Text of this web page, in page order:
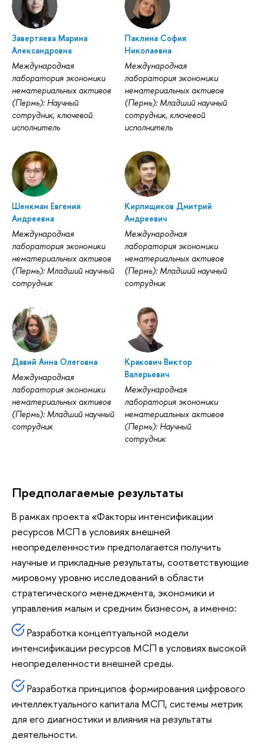
Завертяева Марина
Александровна
Международная
лаборатория экономики
нематериальных активов
(Пермь): Научный
сотрудник, ключевой
исполнитель
Паклина София
Николаевна
Международная
лаборатория экономики
нематериальных активов
(Пермь): Младший научный
сотрудник, ключевой
исполнитель
Шенкман Евгения
Андреевна
Международная
лаборатория экономики
нематериальных активов
(Пермь): Младший научный
сотрудник
Кирпищиков Дмитрий
Андреевич
Международная
лаборатория экономики
нематериальных активов
(Пермь): Младший научный
сотрудник
Давий Анна Олеговна
Международная
лаборатория экономики
нематериальных активов
(Пермь): Младший научный
сотрудник
Кракович Виктор
Валерьевич
Международная
лаборатория экономики
нематериальных активов
(Пермь): Научный
сотрудник
Предполагаемые результаты
В рамках проекта «Факторы интенсификации
ресурсов МСП в условиях внешней
неопределенности» предполагается получить
научные и прикладные результаты, соответствующие
мировому уровню исследований в области
стратегического менеджмента, экономики и
управления малым и средним бизнесом, а именно:
Разработка концептуальной модели
интенсификации ресурсов МСП в условиях высокой
неопределенности внешней среды.
Разработка принципов формирования цифрового
интеллектуального капитала МСП, системы метрик
для его диагностики и влияния на результаты
деятельности.